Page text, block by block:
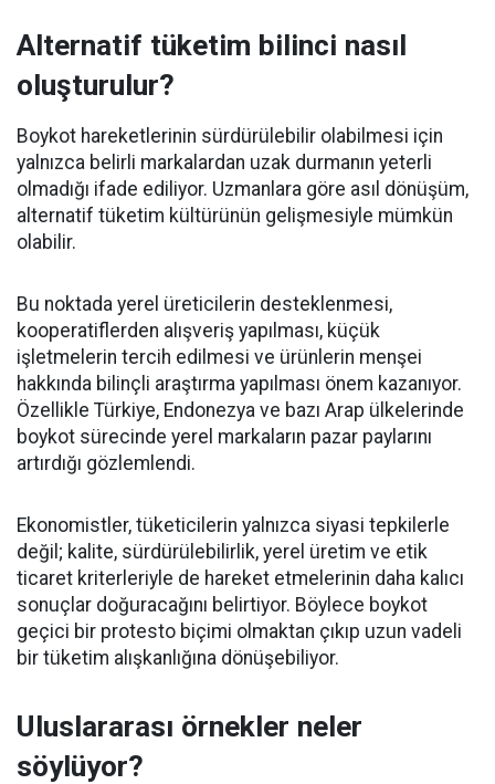
Alternatif tüketim bilinci nasıl
oluşturulur?
Boykot hareketlerinin sürdürülebilir olabilmesi için
yalnızca belirli markalardan uzak durmanın yeterli
olmadığı ifade ediliyor. Uzmanlara göre asıl dönüşüm,
alternatif tüketim kültürünün gelişmesiyle mümkün
olabilir.
Bu noktada yerel üreticilerin desteklenmesi,
kooperatiflerden alışveriş yapılması, küçük
işletmelerin tercih edilmesi ve ürünlerin menşei
hakkında bilinçli araştırma yapılması önem kazanıyor.
Özellikle Türkiye, Endonezya ve bazı Arap ülkelerinde
boykot sürecinde yerel markaların pazar paylarını
artırdığı gözlemlendi.
Ekonomistler, tüketicilerin yalnızca siyasi tepkilerle
değil; kalite, sürdürülebilirlik, yerel üretim ve etik
ticaret kriterleriyle de hareket etmelerinin daha kalıcı
sonuçlar doğuracağını belirtiyor. Böylece boykot
geçici bir protesto biçimi olmaktan çıkıp uzun vadeli
bir tüketim alışkanlığına dönüşebiliyor.
Uluslararası örnekler neler
söylüyor?